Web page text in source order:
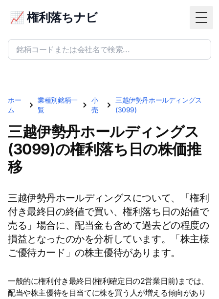
📈 権利落ちナビ
ホー
ム
業種別銘柄一
覧
小
売
三越伊勢丹ホールディングス
(3099)
三越伊勢丹ホールディングス
(3099)の権利落ち日の株価推
移
三越伊勢丹ホールディングスについて、「権利
付き最終日の終値で買い、権利落ち日の始値で
売る」場合に、配当金も含めて過去どの程度の
損益となったのかを分析しています。「株主様
ご優待カード」の株主優待があります。
一般的に権利付き最終日(権利確定日の2営業日前)までは、
配当や株主優待を目当てに株を買う人が増える傾向があり